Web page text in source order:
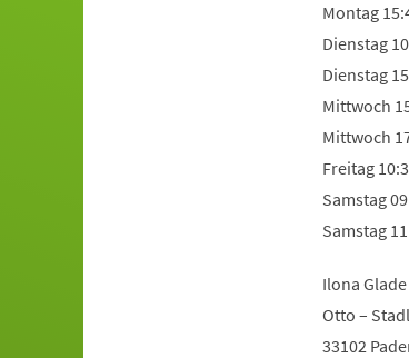
Montag
Dienstag
Dienstag
Mittwoch
Mittwoch
Freitag
Samstag
Samstag
Ilona Glade
Otto –
33102